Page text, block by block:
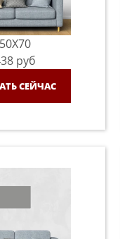
50X70
руб
СЕЙЧАС